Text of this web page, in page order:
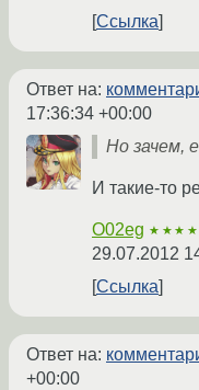
Ссылка
Ответ на:
17:36:34 +00:00
Но зачем,
И такие-то
O02eg
29.07.2012
Ссылка
Ответ на:
+00:00